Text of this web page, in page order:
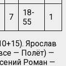
7
18-
55
1
Ярослав
— Полёт) —
Роман —